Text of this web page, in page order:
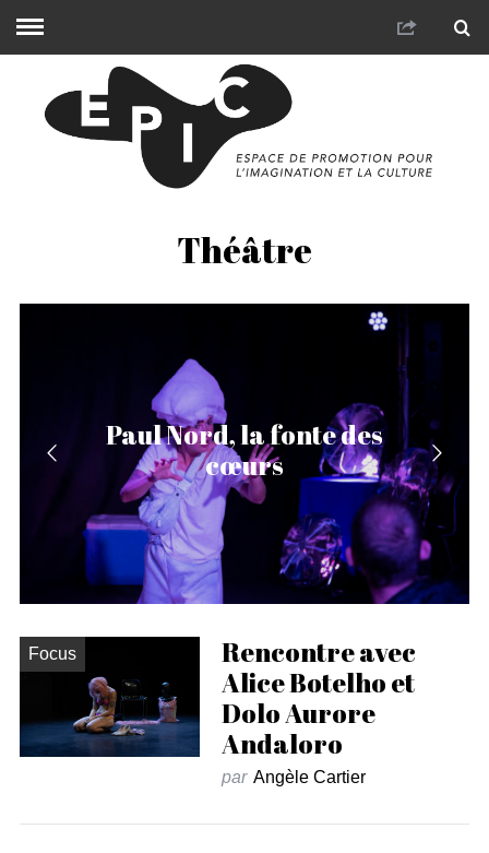
Théâtre
Paul Nord, la fonte des
cœurs
Focus
Rencontre avec
Alice Botelho et
Dolo Aurore
Andaloro
par Angèle Cartier